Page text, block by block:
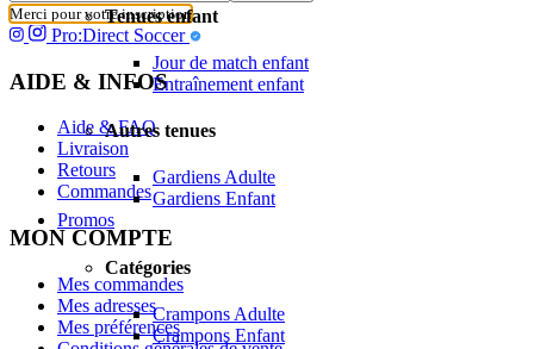
Tenues enfant
Jour de match enfant
Entraînement enfant
Autres tenues
Gardiens Adulte
Gardiens Enfant
Promos
Catégories
Crampons Adulte
Crampons Enfant
Merci pour votre inscription
Pro:Direct Soccer
AIDE & INFOS
Aide & FAQ
Livraison
Retours
Commandes
MON COMPTE
Mes commandes
Mes adresses
Mes préférences